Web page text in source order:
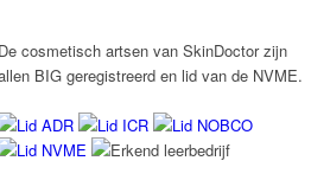
De cosmetisch artsen van SkinDoctor zijn
BIG geregistreerd en lid van de NVME.